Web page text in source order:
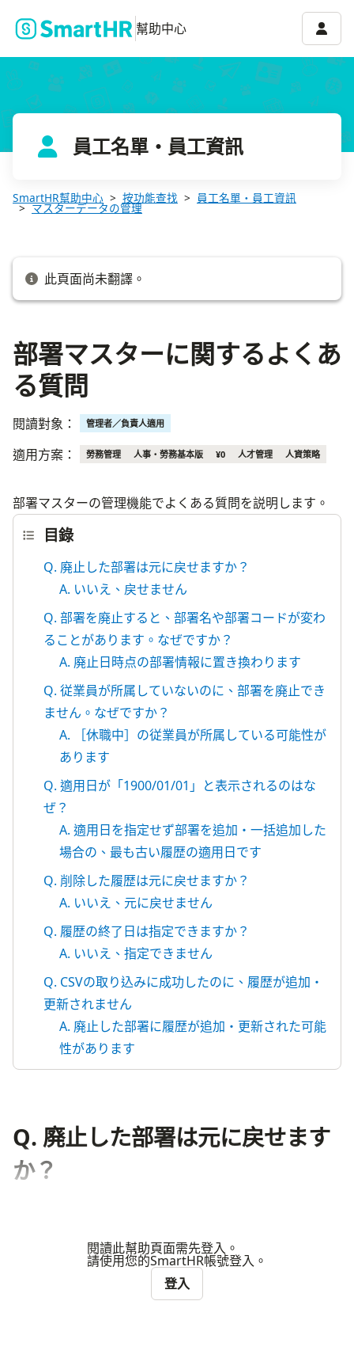
幫助中心 帳號
員工名單・員工資訊
SmartHR幫助中心 按功能查找 員工名單・員工資訊
マスターデータの管理
此頁面尚未翻譯。
部署マスターに関するよくあ
る質問
閱讀對象： 管理者／負責人適用
適用方案： 勞務管理 人事・勞務基本版 ¥0 人才管理 人資策略
部署マスターの管理機能でよくある質問を説明します。
目錄
Q. 廃止した部署は元に戻せますか？
A. いいえ、戻せません
Q. 部署を廃止すると、部署名や部署コードが変わ
ることがあります。なぜですか？
A. 廃止日時点の部署情報に置き換わります
Q. 従業員が所属していないのに、部署を廃止でき
ません。なぜですか？
A. ［休職中］の従業員が所属している可能性が
あります
Q. 適用日が「1900/01/01」と表示されるのはな
ぜ？
A. 適用日を指定せず部署を追加・一括追加した
場合の、最も古い履歴の適用日です
Q. 削除した履歴は元に戻せますか？
A. いいえ、元に戻せません
Q. 履歴の終了日は指定できますか？
A. いいえ、指定できません
Q. CSVの取り込みに成功したのに、履歴が追加・
更新されません
A. 廃止した部署に履歴が追加・更新された可能
性があります
Q. 廃止した部署は元に戻せます
か？
閱讀此幫助頁面需先登入。
請使用您的SmartHR帳號登入。
登入